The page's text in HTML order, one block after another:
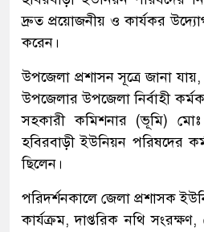
দ্রুত প্রয়োজনীয় ও কার্যকর উদ্যোগ
করেন।
উপজেলা প্রশাসন সূত্রে জানা
উপজেলার উপজেলা নির্বাহী
সহকারী কমিশনার (ভূমি)
হবিরবাড়ী ইউনিয়ন পরিষদের
ছিলেন।
পরিদর্শনকালে জেলা প্রশাসক
কার্যক্রম, দাপ্তরিক নথি সংরক্ষণ,